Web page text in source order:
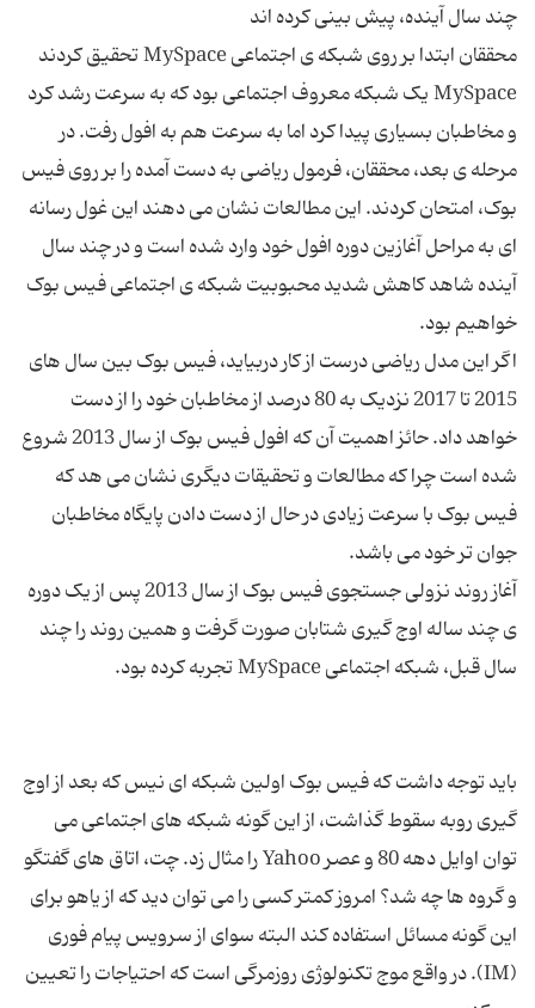
محققان ابتدا بر روی شبکه ی اجتماعی MySpace تحقیق کردند
MySpace یک شبکه معروف اجتماعی بود که به سرعت رشد کرد
و مخاطبان بسیاری پیدا کرد اما به سرعت هم به افول رفت. در
مرحله ی بعد، محققان، فرمول ریاضی به دست آمده را بر روی فیس
بوک، امتحان کردند. این مطالعات نشان می ‌دهند این غول رسانه‌
ای به مراحل آغازین دوره افول خود وارد شده است و در چند سال
آینده شاهد کاهش شدید محبوبیت شبکه ی اجتماعی فیس بوک
اگر این مدل ریاضی درست از کار دربیاید، فیس بوک بین سال ‌های
2015 تا 2017 نزدیک به 80 درصد از مخاطبان خود را از دست
خواهد داد. حائز اهمیت آن که افول فیس بوک از سال 2013 شروع
شده است چرا که مطالعات و تحقیقات دیگری نشان می ‌هد که
فیس بوک با سرعت زیادی در حال از دست دادن پایگاه مخاطبان
آغاز روند نزولی جستجوی فیس بوک از سال 2013 پس از یک دوره
ی چند ساله اوج‌ گیری شتابان صورت گرفت و همین روند را چند
باید توجه داشت که فیس بوک اولین شبکه ای نیس که بعد از اوج
گیری روبه سقوط گذاشت، از این گونه شبکه های اجتماعی می
توان اوایل دهه 80 و عصر Yahoo را مثال زد. چت، اتاق های گفتگو
و گروه ها چه شد؟ امروز کمتر کسی را می توان دید که از یاهو برای
این گونه مسائل استفاده کند البته سوای از سرویس پیام فوری
(IM). در واقع موج تکنولوژی روزمرگی است که احتیاجات را تعیین